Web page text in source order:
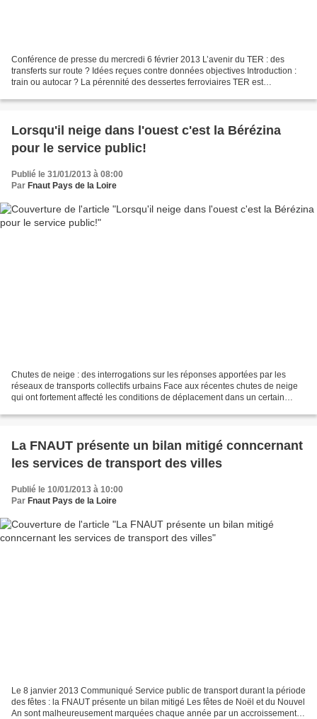
Conférence de presse du mercredi 6 février 2013 L’avenir du TER : des
transferts sur route ? Idées reçues contre données objectives Introduction :
train ou autocar ? La pérennité des dessertes ferroviaires TER est
Lorsqu'il neige dans l'ouest c'est la Bérézina
pour le service public!
Publié le 31/01/2013 à 08:00
Par Fnaut Pays de la Loire
Chutes de neige : des interrogations sur les réponses apportées par les
réseaux de transports collectifs urbains Face aux récentes chutes de neige
qui ont fortement affecté les conditions de déplacement dans un certain
La FNAUT présente un bilan mitigé conncernant
les services de transport des villes
Publié le 10/01/2013 à 10:00
Par Fnaut Pays de la Loire
Le 8 janvier 2013 Communiqué Service public de transport durant la période
des fêtes : la FNAUT présente un bilan mitigé Les fêtes de Noël et du Nouvel
An sont malheureusement marquées chaque année par un accroissement